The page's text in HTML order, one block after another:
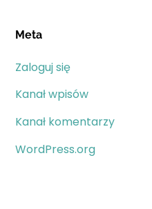
Meta
Zaloguj się
Kanał wpisów
Kanał komentarzy
WordPress.org